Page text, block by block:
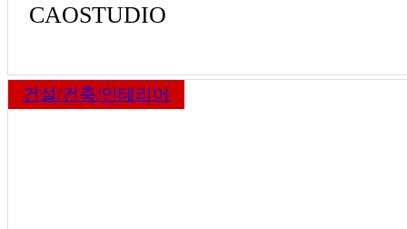
CAOSTUDIO
건설/건축/인테리어